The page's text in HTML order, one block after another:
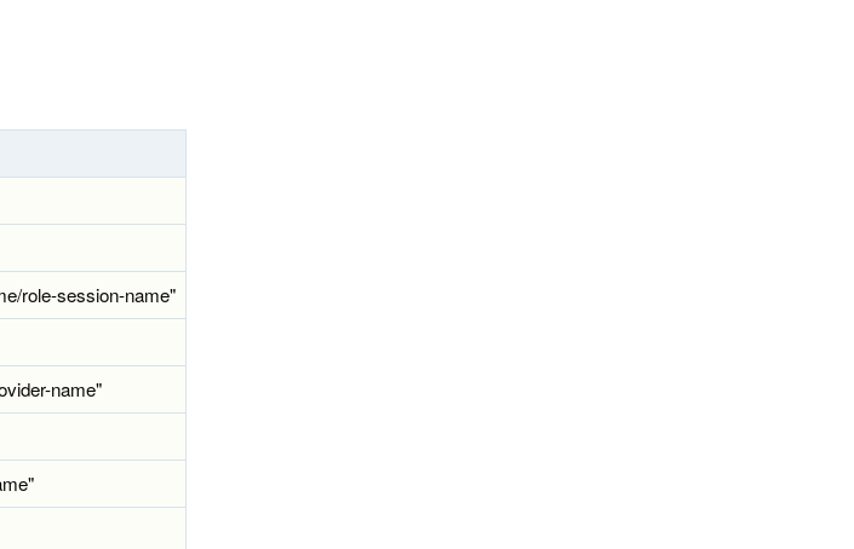
role-session-name"
name"